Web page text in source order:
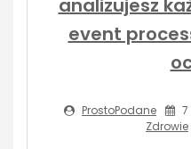
analizujesz
event
ProstoPodane 7
Zdrowie